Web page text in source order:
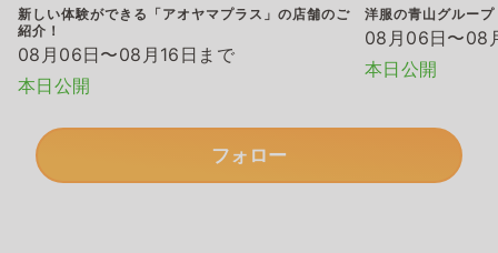
新しい体験ができる「アオヤマプラス」の店舗のご
紹介！
08月06日〜08月16日まで
本日公開
洋服の青山グルー
08月06日〜08
本日公開
フォロー